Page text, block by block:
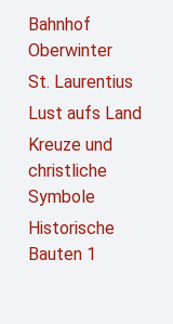
Bahnhof
Oberwinter
St. Laurentius
Lust aufs Land
Kreuze und
christliche
Symbole
Historische
Bauten 1